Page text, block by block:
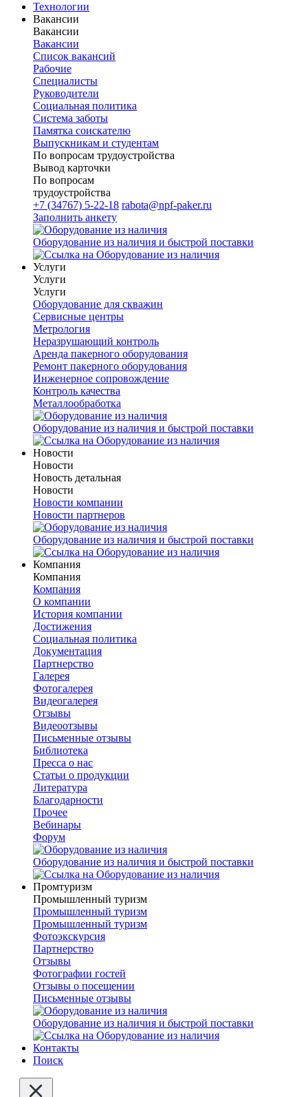
Технологии
Вакансии
Вакансии
Вакансии
Список вакансий
Рабочие
Специалисты
Руководители
Cоциальная политика
Система заботы
Памятка соискателю
Выпускникам и студентам
По вопросам трудоустройства
Вывод карточки
По вопросам
трудоустройства
+7 (34767) 5-22-18 rabota@npf-paker.ru
Заполнить анкету
Оборудование из наличия и быстрой поставки
Услуги
Услуги
Услуги
Оборудование для скважин
Сервисные центры
Метрология
Неразрушающий контроль
Аренда пакерного оборудования
Ремонт пакерного оборудования
Инженерное сопровождение
Контроль качества
Металлообработка
Оборудование из наличия и быстрой поставки
Новости
Новости
Новость детальная
Новости
Новости компании
Новости партнеров
Оборудование из наличия и быстрой поставки
Компания
Компания
Компания
О компании
История компании
Достижения
Социальная политика
Документация
Партнерство
Галерея
Фотогалерея
Видеогалерея
Отзывы
Видеоотзывы
Письменные отзывы
Библиотека
Пресса о нас
Статьи о продукции
Литература
Благодарности
Прочее
Вебинары
Форум
Оборудование из наличия и быстрой поставки
Промтуризм
Промышленный туризм
Промышленный туризм
Промышленный туризм
Фотоэкскурсия
Партнерство
Отзывы
Фотографии гостей
Отзывы о посещении
Письменные отзывы
Оборудование из наличия и быстрой поставки
Контакты
Поиск